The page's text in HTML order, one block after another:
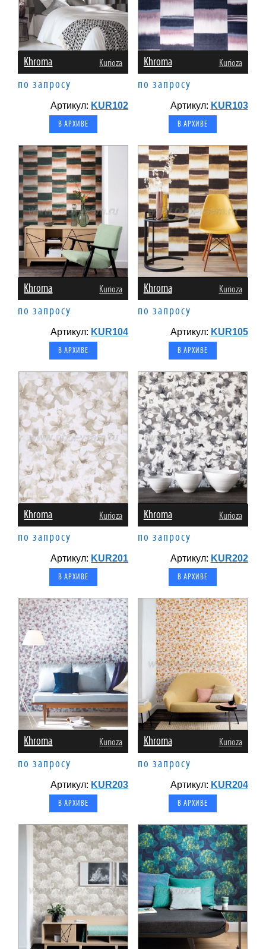
Khroma Kurioza
по запросу
Артикул: KUR102
В АРХИВЕ
Khroma Kurioza
по запросу
Артикул: KUR103
В АРХИВЕ
Khroma Kurioza
по запросу
Артикул: KUR104
В АРХИВЕ
Khroma Kurioza
по запросу
Артикул: KUR105
В АРХИВЕ
Khroma Kurioza
по запросу
Артикул: KUR201
В АРХИВЕ
Khroma Kurioza
по запросу
Артикул: KUR202
В АРХИВЕ
Khroma Kurioza
по запросу
Артикул: KUR203
В АРХИВЕ
Khroma Kurioza
по запросу
Артикул: KUR204
В АРХИВЕ